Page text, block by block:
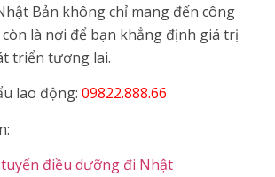
Bản không chỉ mang đến công
là nơi để bạn khẳng định giá trị
triển tương lai.
lao động: 09822.888.66
điều dưỡng đi Nhật